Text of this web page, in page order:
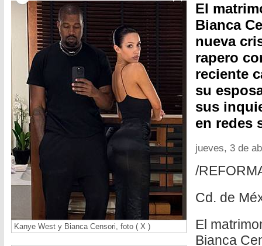
Kanye West y Bianca Censori, foto ( X )
El
Bianca
nueva
rapero
reciente
su
sus
en redes
jueves, 3 de
/
Cd. de
El
Bianca